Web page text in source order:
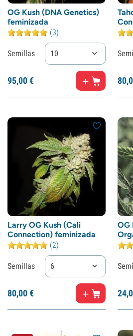
OG Kush (DNA Genetics)
feminizada
(3)
Semillas 10
95,00€ 80,
Larry OG Kush (Cali
Connection) feminizada
(2)
Semillas 6
80,00€
OG
24,